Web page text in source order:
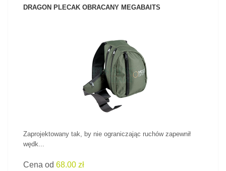
DRAGON PLECAK OBRACANY MEGABAITS
ZOBACZ PRODUKT
Zaprojektowany tak, by nie ograniczając ruchów zapewnił
wędk...
Cena od 68.00 zł